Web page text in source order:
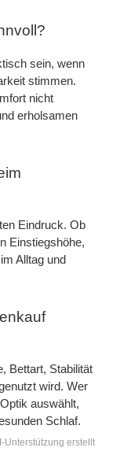
sein, wenn
stimmen.
nicht
erholsamen
Eindruck. Ob
Einstiegshöhe,
Alltag und
Bettart, Stabilität
wird. Wer
auswählt,
Schlaf.
Unterstützung erstellt